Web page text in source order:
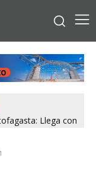
Llega con